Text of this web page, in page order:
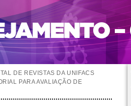
DE REVISTAS DA UNIFACS
PARA AVALIAÇÃO DE